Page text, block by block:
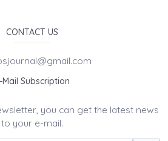
CONTACT US
Mail Subscription
you can get the latest news
to your e-mail.